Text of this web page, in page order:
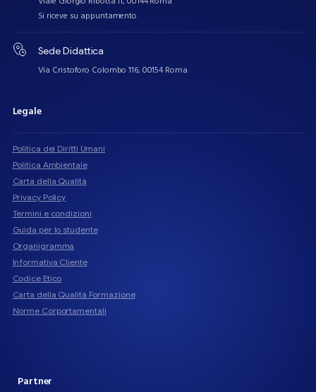
Si riceve su appuntamento
Sede Didattica
Via Cristoforo Colombo 116, 00154 Roma
Legale
Politica dei Diritti Umani
Politica Ambientale
Carta della Qualità
Privacy Policy
Termini e condizioni
Guida per lo studente
Organigramma
Informativa Cliente
Codice Etico
Carta della Qualità Formazione
Norme Corportamentali
Partner